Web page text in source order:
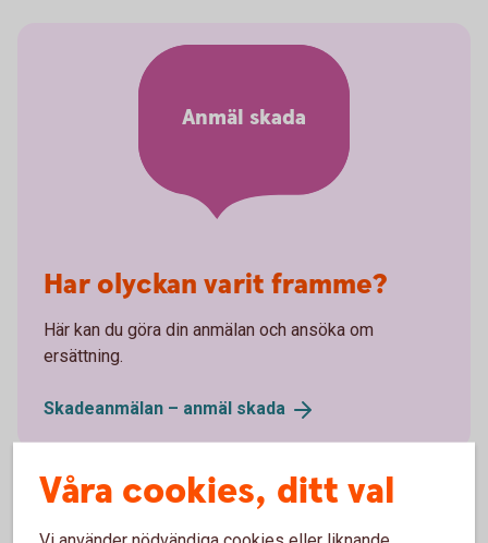
Anmäl skada
Har olyckan varit framme?
Här kan du göra din anmälan och ansöka om
ersättning.
Skadeanmälan – anmäl skada
Våra cookies, ditt val